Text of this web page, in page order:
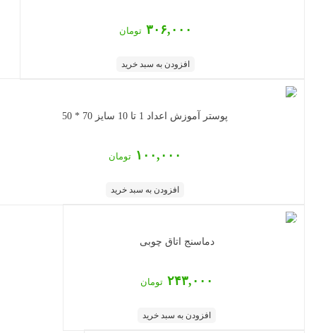
۳۰۶,۰۰۰ تومان
افزودن به سبد خرید
پوستر آموزش اعداد 1 تا 10 سایز 70 * 50
۱۰۰,۰۰۰ تومان
افزودن به سبد خرید
دماسنج اتاق چوبی
۲۴۳,۰۰۰تومان
افزودن به سبد خرید